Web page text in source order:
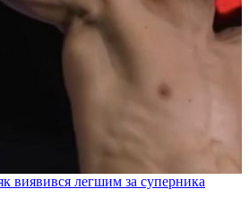
виявився легшим за суперника